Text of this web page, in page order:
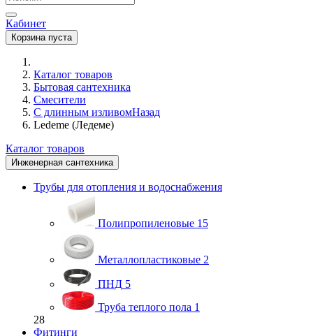
Кабинет
Корзина пуста
Каталог товаров
Бытовая сантехника
Смесители
С длинным изливомНазад
Ledeme (Ледеме)
Каталог товаров
Инженерная сантехника
Трубы для отопления и водоснабжения
Полипропиленовые 15
Металлопластиковые 2
ПНД 5
Труба теплого пола 1
28
Фитинги